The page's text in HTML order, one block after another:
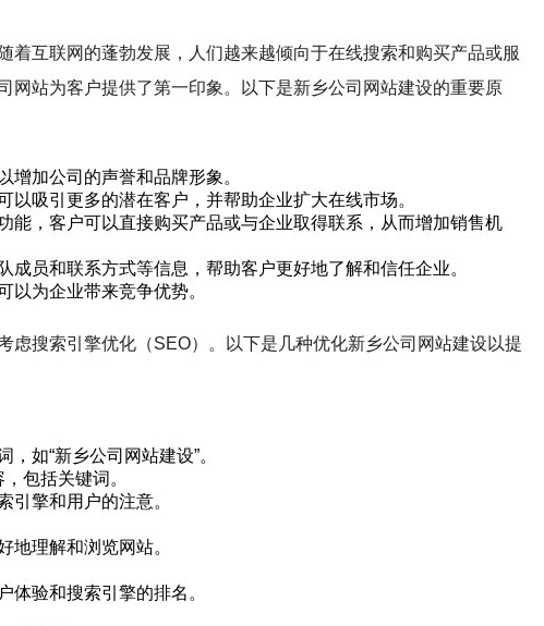
着互联网的蓬勃发展，人们越来越倾向于在线搜索和购买产品或服
网站为客户提供了第一印象。以下是新乡公司网站建设的重要原
增加公司的声誉和品牌形象。
吸引更多的潜在客户，并帮助企业扩大在线市场。
能，客户可以直接购买产品或与企业取得联系，从而增加销售机
员和联系方式等信息，帮助客户更好地了解和信任企业。
以为企业带来竞争优势。
虑搜索引擎优化（SEO）。以下是几种优化新乡公司网站建设以提
如“新乡公司网站建设”。
包括关键词。
引擎和用户的注意。
地理解和浏览网站。
体验和搜索引擎的排名。